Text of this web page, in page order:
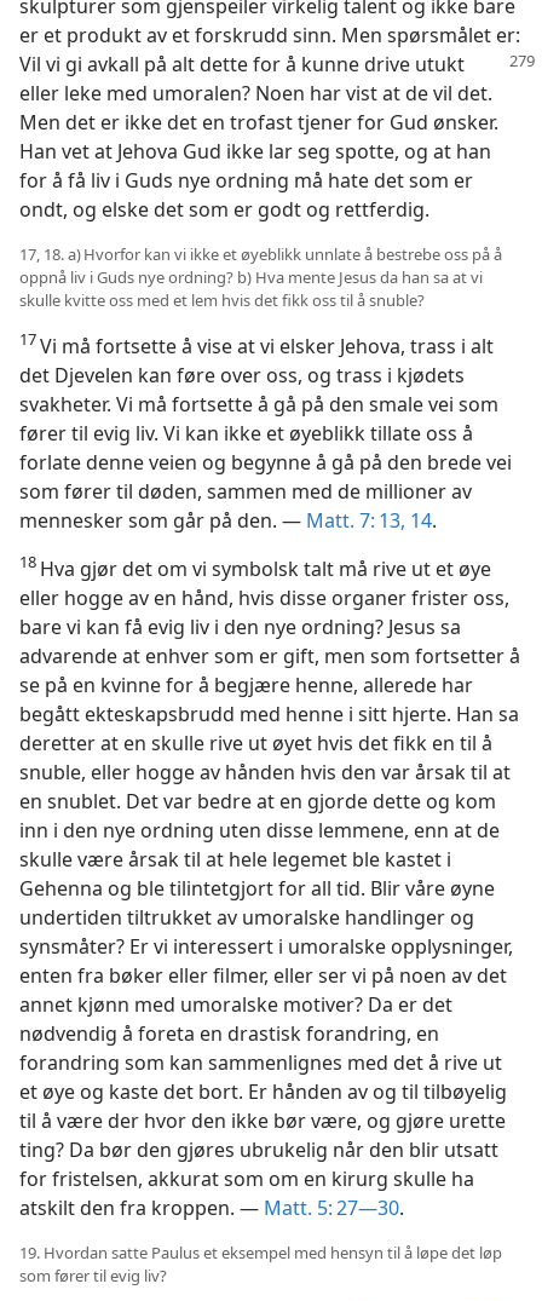
skulpturer som gjenspeiler virkelig talent og ikke bare
er et produkt av et forskrudd sinn. Men spørsmålet er:
Vil vi gi avkall på alt dette for å kunne drive utukt
eller leke med umoralen? Noen har vist at de vil det.
Men det er ikke det en trofast tjener for Gud ønsker.
Han vet at Jehova Gud ikke lar seg spotte, og at han
for å få liv i Guds nye ordning må hate det som er
ondt, og elske det som er godt og rettferdig.
17, 18. a) Hvorfor kan vi ikke et øyeblikk unnlate å bestrebe oss på å
oppnå liv i Guds nye ordning? b) Hva mente Jesus da han sa at vi
skulle kvitte oss med et lem hvis det fikk oss til å snuble?
17Vi må fortsette å vise at vi elsker Jehova, trass i alt
det Djevelen kan føre over oss, og trass i kjødets
svakheter. Vi må fortsette å gå på den smale vei som
fører til evig liv. Vi kan ikke et øyeblikk tillate oss å
forlate denne veien og begynne å gå på den brede vei
som fører til døden, sammen med de millioner av
mennesker som går på den. — Matt. 7: 13, 14.
18 Hva gjør det om vi symbolsk talt må rive ut et øye
eller hogge av en hånd, hvis disse organer frister oss,
bare vi kan få evig liv i den nye ordning? Jesus sa
advarende at enhver som er gift, men som fortsetter å
se på en kvinne for å begjære henne, allerede har
begått ekteskapsbrudd med henne i sitt hjerte. Han sa
deretter at en skulle rive ut øyet hvis det fikk en til å
snuble, eller hogge av hånden hvis den var årsak til at
en snublet. Det var bedre at en gjorde dette og kom
inn i den nye ordning uten disse lemmene, enn at de
skulle være årsak til at hele legemet ble kastet i
Gehenna og ble tilintetgjort for all tid. Blir våre øyne
undertiden tiltrukket av umoralske handlinger og
synsmåter? Er vi interessert i umoralske opplysninger,
enten fra bøker eller filmer, eller ser vi på noen av det
annet kjønn med umoralske motiver? Da er det
nødvendig å foreta en drastisk forandring, en
forandring som kan sammenlignes med det å rive ut
et øye og kaste det bort. Er hånden av og til tilbøyelig
til å være der hvor den ikke bør være, og gjøre urette
ting? Da bør den gjøres ubrukelig når den blir utsatt
for fristelsen, akkurat som om en kirurg skulle ha
atskilt den fra kroppen. — Matt. 5: 27—30.
19. Hvordan satte Paulus et eksempel med hensyn til å løpe det løp
som fører til evig liv?